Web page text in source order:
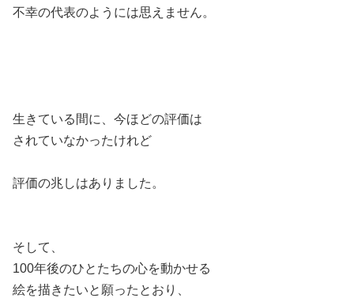
不幸の代表のようには思えません。
生きている間に、今ほどの評価は
されていなかったけれど
評価の兆しはありました。
そして、
100年後のひとたちの心を動かせる
絵を描きたいと願ったとおり、